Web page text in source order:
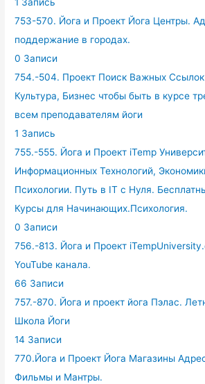
753-570. Йога и Проект Йога Центры.
поддержание в городах.
0 Записи
754.-504. Проект Поиск Важных
Культура, Бизнес чтобы быть в курсе
всем преподавателям йоги
1 Запись
755.-555. Йога и Проект iTemp
Информационных Технологий,
Психологии. Путь в IT с Нуля.
Курсы для Начинающих.Психология.
0 Записи
756.-813. Йога и Проект
YouTube канала.
66 Записи
757.-870. Йога и проект йога Пэлас.
Школа Йоги
14 Записи
770.Йога и Проект Йога Магазины
Фильмы и Мантры.